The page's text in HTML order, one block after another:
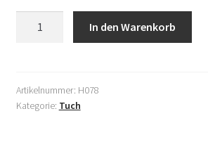
Shop
Datenschutzerklärung
In den Warenkorb
Artikelnummer: H078
Kategorie: Tuch